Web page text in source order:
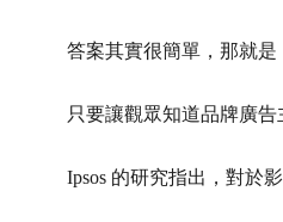
答案其實很簡單，那就是
只要讓觀眾知道品牌廣
Ipsos 的研究指出，對於